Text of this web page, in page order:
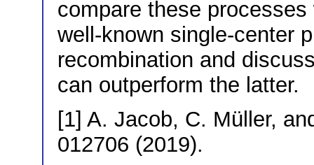
compare these
well-known single-center
recombination and
can outperform the latter.
[1] A. Jacob, C. Müller,
012706 (2019).